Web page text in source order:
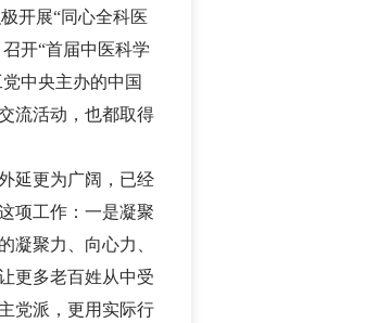
开展“同心全科医
开“首届中医科学
中央主办的中国
流活动，也都取得
延更为广阔，已经
项工作：一是凝聚
凝聚力、向心力、
更多老百姓从中受
党派，更用实际行